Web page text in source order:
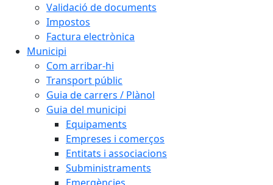
Validació de documents
Impostos
Factura electrònica
Municipi
Com arribar-hi
Transport públic
Guia de carrers / Plànol
Guia del municipi
Equipaments
Empreses i comerços
Entitats i associacions
Subministraments